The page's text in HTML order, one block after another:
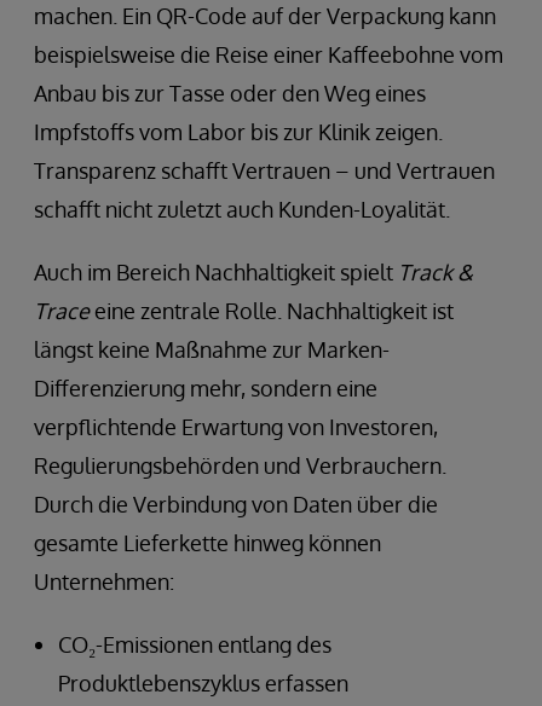
machen. Ein QR-Code auf der Verpackung kann
beispielsweise die Reise einer Kaffeebohne vom
Anbau bis zur Tasse oder den Weg eines
Impfstoffs vom Labor bis zur Klinik zeigen.
Transparenz schafft Vertrauen – und Vertrauen
schafft nicht zuletzt auch Kunden-Loyalität.
Auch im Bereich Nachhaltigkeit spielt Track &
Traceeine zentrale Rolle. Nachhaltigkeit ist
längst keine Maßnahme zur Marken-
Differenzierung mehr, sondern eine
verpflichtende Erwartung von Investoren,
Regulierungsbehörden und Verbrauchern.
Durch die Verbindung von Daten über die
gesamte Lieferkette hinweg können
Unternehmen:
CO₂-Emissionen entlang des
Produktlebenszyklus erfassen